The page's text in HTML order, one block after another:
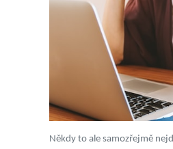
Někdy to ale samozřejmě